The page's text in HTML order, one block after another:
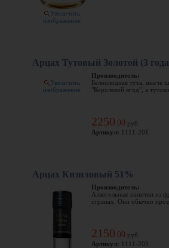
Увеличить
изображение
Арцах Тутовый Золотой (3
Увеличить
изображение
Производитель:
Белоплодная тута, иначе
"Королевой ягод", а
2250 00 руб.
Артикул: 1111-201
Арцах Кизиловый 51%
Производитель:
Алкогольные напитки из
странах. Они обычно
2150 00 руб.
Артикул: 1111-203